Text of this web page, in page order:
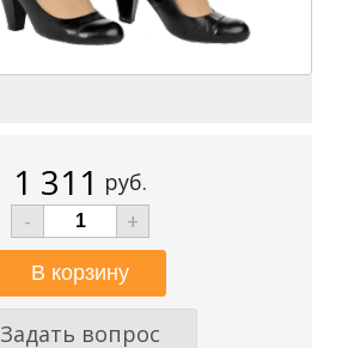
1 311 руб.
-
+
Задать вопрос